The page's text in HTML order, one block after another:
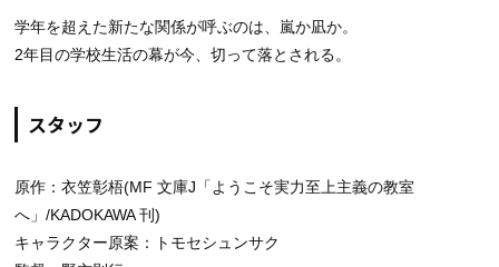
学年を超えた新たな関係が呼ぶのは、嵐か凪か。
2年目の学校生活の幕が今、切って落とされる。
スタッフ
原作：衣笠彰梧(MF 文庫J「ようこそ実力至上主義の教室
へ」/KADOKAWA 刊)
キャラクター原案：トモセシュンサク